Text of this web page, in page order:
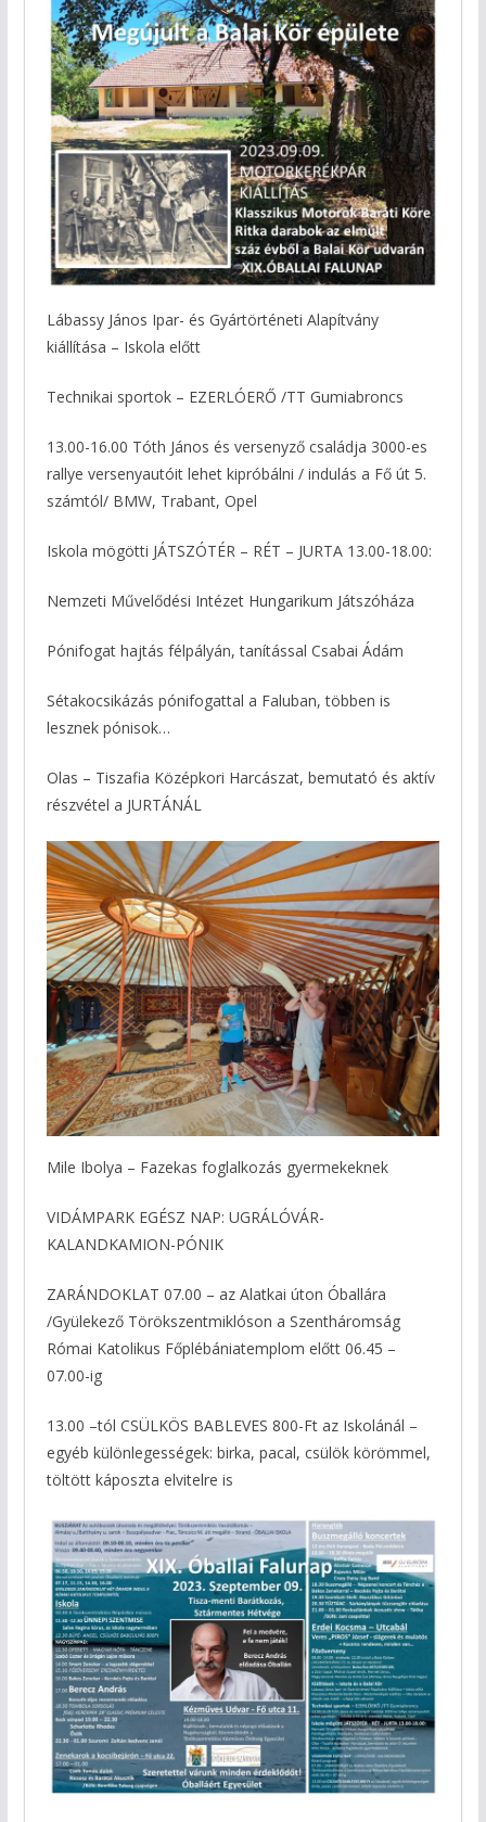
Lábassy János Ipar- és Gyártörténeti Alapítvány
kiállítása – Iskola előtt
Technikai sportok – EZERLÓERŐ /TT Gumiabroncs
13.00-16.00 Tóth János és versenyző családja 3000-es
rallye versenyautóit lehet kipróbálni / indulás a Fő út 5.
számtól/ BMW, Trabant, Opel
Iskola mögötti JÁTSZÓTÉR – RÉT – JURTA 13.00-18.00:
Nemzeti Művelődési Intézet Hungarikum Játszóháza
Pónifogat hajtás félpályán, tanítással Csabai Ádám
Sétakocsikázás pónifogattal a Faluban, többen is
lesznek pónisok…
Olas – Tiszafia Középkori Harcászat, bemutató és aktív
részvétel a JURTÁNÁL
Mile Ibolya – Fazekas foglalkozás gyermekeknek
VIDÁMPARK EGÉSZ NAP: UGRÁLÓVÁR-
KALANDKAMION-PÓNIK
ZARÁNDOKLAT 07.00 – az Alatkai úton Óballára
/Gyülekező Törökszentmiklóson a Szentháromság
Római Katolikus Főplébániatemplom előtt 06.45 –
07.00-ig
13.00 –tól CSÜLKÖS BABLEVES 800-Ft az Iskolánál –
egyéb különlegességek: birka, pacal, csülök körömmel,
töltött káposzta elvitelre is